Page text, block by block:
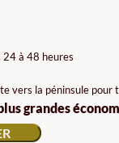
24 à 48 heures
vers la péninsule pour
grandes